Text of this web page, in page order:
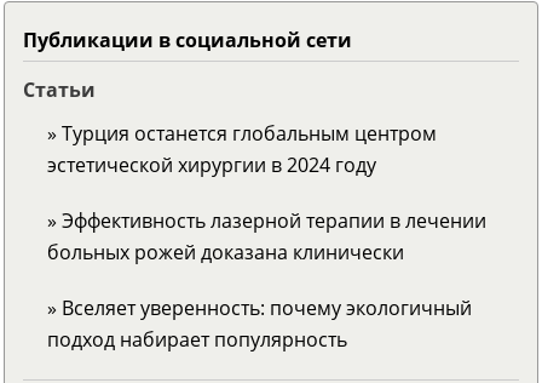
Публикации в социальной сети
Статьи
» Турция останется глобальным центром
эстетической хирургии в 2024 году
» Эффективность лазерной терапии в лечении
больных рожей доказана клинически
» Вселяет уверенность: почему экологичный
подход набирает популярность